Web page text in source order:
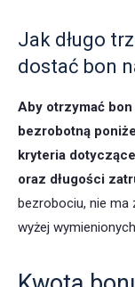
Jak długo
dostać bon
Aby otrzymać
bezrobotną
kryteria
oraz długości
bezrobociu, nie ma
wyżej